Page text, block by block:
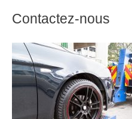
Contactez-nous